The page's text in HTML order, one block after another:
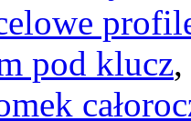
pod klucz,